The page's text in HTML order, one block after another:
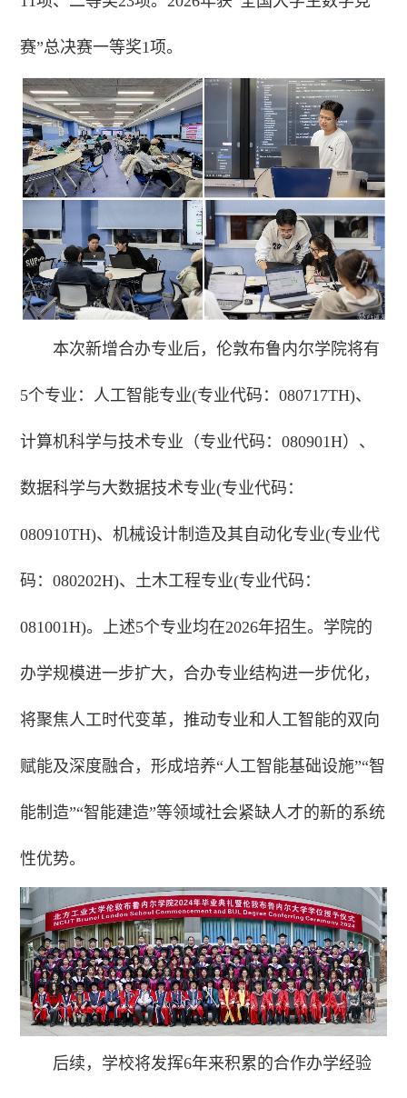
赛”总决赛一等奖1项。
本次新增合办专业后，伦敦布鲁内尔学院将有
5个专业：人工智能专业(专业代码：080717TH)、
计算机科学与技术专业（专业代码：080901H）、
数据科学与大数据技术专业(专业代码：
080910TH)、机械设计制造及其自动化专业(专业代
码：080202H)、土木工程专业(专业代码：
081001H)。上述5个专业均在2026年招生。学院的
办学规模进一步扩大，合办专业结构进一步优化，
将聚焦人工时代变革，推动专业和人工智能的双向
赋能及深度融合，形成培养“人工智能基础设施”“智
能制造”“智能建造”等领域社会紧缺人才的新的系统
性优势。
后续，学校将发挥6年来积累的合作办学经验